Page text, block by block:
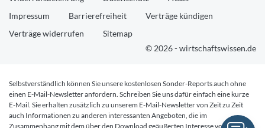
Impressum
Barrierefreiheit
Verträge kündigen
Verträge widerrufen
Sitemap
© 2026 - wirtschaftswissen.de
Selbstverständlich können Sie unsere kostenlosen Sonder-Reports auch ohne
einen E-Mail-Newsletter anfordern. Schreiben Sie uns dafür einfach eine kurze
E-Mail. Sie erhalten zusätzlich zu unserem E-Mail-Newsletter von Zeit zu Zeit
auch Informationen zu anderen interessanten Angeboten, die im
Zusammenhang mit dem über den Download geäußerten Interesse von Ihnen